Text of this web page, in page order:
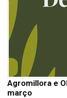
Agromillora e
março